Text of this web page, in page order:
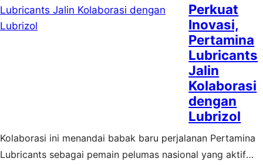
Perkuat
Inovasi,
Pertamina
Lubricants
Jalin
Kolaborasi
dengan
Lubrizol
Kolaborasi ini menandai babak baru perjalanan Pertamina
Lubricants sebagai pemain pelumas nasional yang aktif